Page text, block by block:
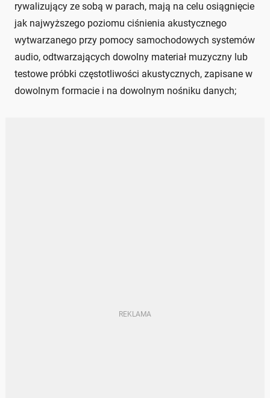
rywalizujący ze sobą w parach, mają na celu osiągnięcie
jak najwyższego poziomu ciśnienia akustycznego
wytwarzanego przy pomocy samochodowych systemów
audio, odtwarzających dowolny materiał muzyczny lub
testowe próbki częstotliwości akustycznych, zapisane w
dowolnym formacie i na dowolnym nośniku danych;